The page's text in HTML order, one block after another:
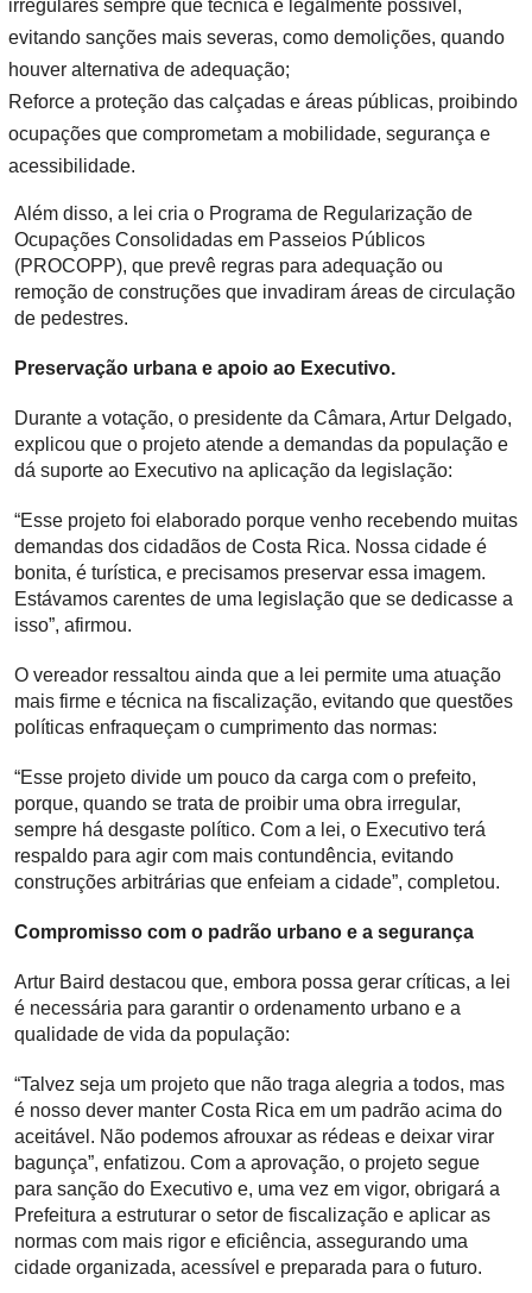
irregulares sempre que técnica e legalmente possível,
evitando sanções mais severas, como demolições, quando
houver alternativa de adequação;
Reforce a proteção das calçadas e áreas públicas, proibindo
ocupações que comprometam a mobilidade, segurança e
acessibilidade.
Além disso, a lei cria o Programa de Regularização de
Ocupações Consolidadas em Passeios Públicos
(PROCOPP), que prevê regras para adequação ou
remoção de construções que invadiram áreas de circulação
de pedestres.
Preservação urbana e apoio ao Executivo.
Durante a votação, o presidente da Câmara, Artur Delgado,
explicou que o projeto atende a demandas da população e
dá suporte ao Executivo na aplicação da legislação:
“Esse projeto foi elaborado porque venho recebendo muitas
demandas dos cidadãos de Costa Rica. Nossa cidade é
bonita, é turística, e precisamos preservar essa imagem.
Estávamos carentes de uma legislação que se dedicasse a
isso”, afirmou.
O vereador ressaltou ainda que a lei permite uma atuação
mais firme e técnica na fiscalização, evitando que questões
políticas enfraqueçam o cumprimento das normas:
“Esse projeto divide um pouco da carga com o prefeito,
porque, quando se trata de proibir uma obra irregular,
sempre há desgaste político. Com a lei, o Executivo terá
respaldo para agir com mais contundência, evitando
construções arbitrárias que enfeiam a cidade”, completou.
Compromisso com o padrão urbano e a segurança
Artur Baird destacou que, embora possa gerar críticas, a lei
é necessária para garantir o ordenamento urbano e a
qualidade de vida da população:
“Talvez seja um projeto que não traga alegria a todos, mas
é nosso dever manter Costa Rica em um padrão acima do
aceitável. Não podemos afrouxar as rédeas e deixar virar
bagunça”, enfatizou. Com a aprovação, o projeto segue
para sanção do Executivo e, uma vez em vigor, obrigará a
Prefeitura a estruturar o setor de fiscalização e aplicar as
normas com mais rigor e eficiência, assegurando uma
cidade organizada, acessível e preparada para o futuro.